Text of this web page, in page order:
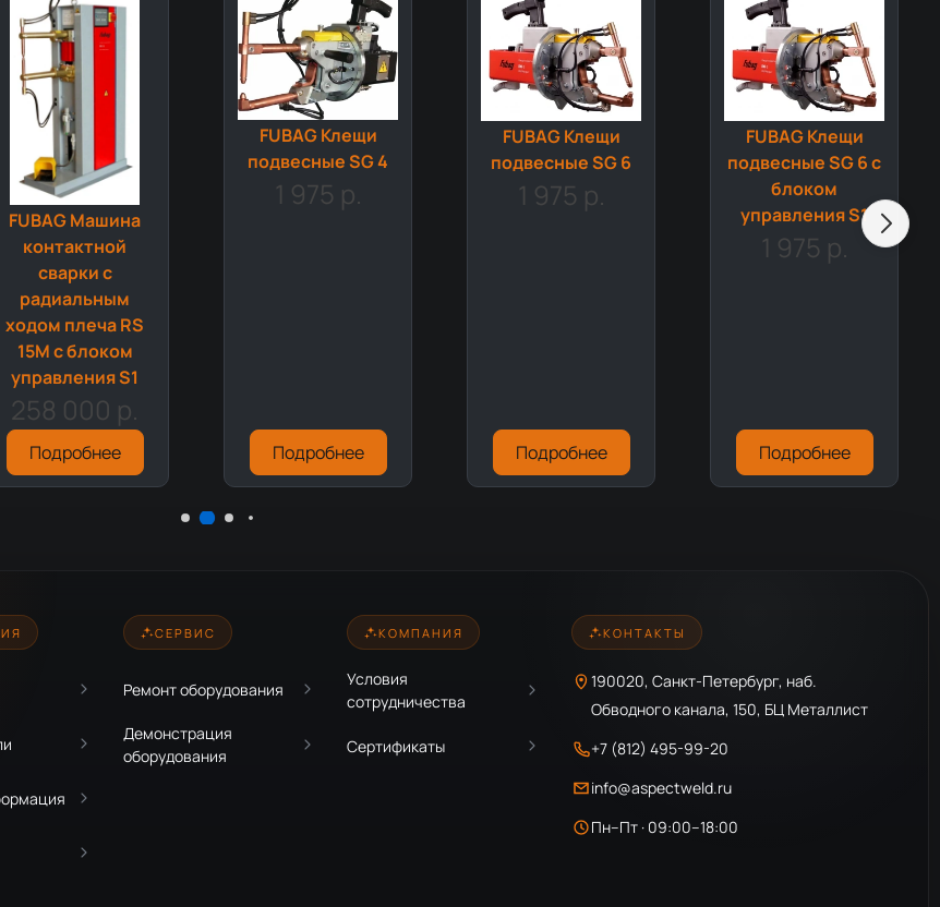
FUBAG Машина
контактной
сварки c
радиальным
ходом плеча RS
15M с блоком
управления S1
258 000 р.
Подробнее
FUBAG Клещи
подвесные SG 4
1 975 р.
Подробнее
FUBAG Клещи
подвесные SG 6
1 975 р.
Подробнее
FUBAG Клещи
подвесные SG 6 с
блоком
управления S1
1 975 р.
Подробнее
СЕРВИС
Ремонт оборудования
Демонстрация
оборудования
КОМПАНИЯ
Условия
сотрудничества
Сертификаты
КОНТАКТЫ
190020, Санкт-Петербург, наб.
Обводного канала, 150, БЦ Металлист
+7 (812) 495-99-20
info@aspectweld.ru
Пн–Пт · 09:00–18:00